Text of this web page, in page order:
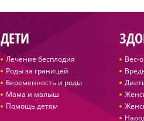
ДЕТИ
Лечение бесплодия
Роды за границей
Беременность и роды
Мама и малыш
Помощь детям
Вес-